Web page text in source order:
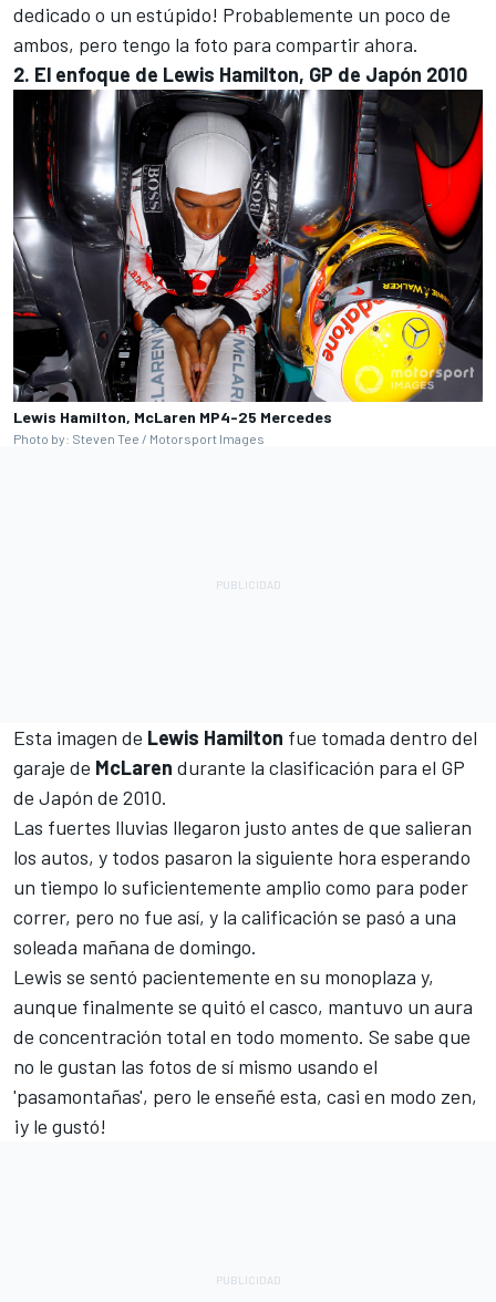
dedicado o un estúpido! Probablemente un poco de
ambos, pero tengo la foto para compartir ahora.
2. El enfoque de Lewis Hamilton, GP de Japón 2010
Lewis Hamilton, McLaren MP4-25 Mercedes
Photo by: Steven Tee / Motorsport Images
Esta imagen de Lewis Hamilton fue tomada dentro del
garaje de McLaren durante la clasificación para el GP
de Japón de 2010.
Las fuertes lluvias llegaron justo antes de que salieran
los autos, y todos pasaron la siguiente hora esperando
un tiempo lo suficientemente amplio como para poder
correr, pero no fue así, y la calificación se pasó a una
soleada mañana de domingo.
Lewis se sentó pacientemente en su monoplaza y,
aunque finalmente se quitó el casco, mantuvo un aura
de concentración total en todo momento. Se sabe que
no le gustan las fotos de sí mismo usando el
'pasamontañas', pero le enseñé esta, casi en modo zen,
¡y le gustó!